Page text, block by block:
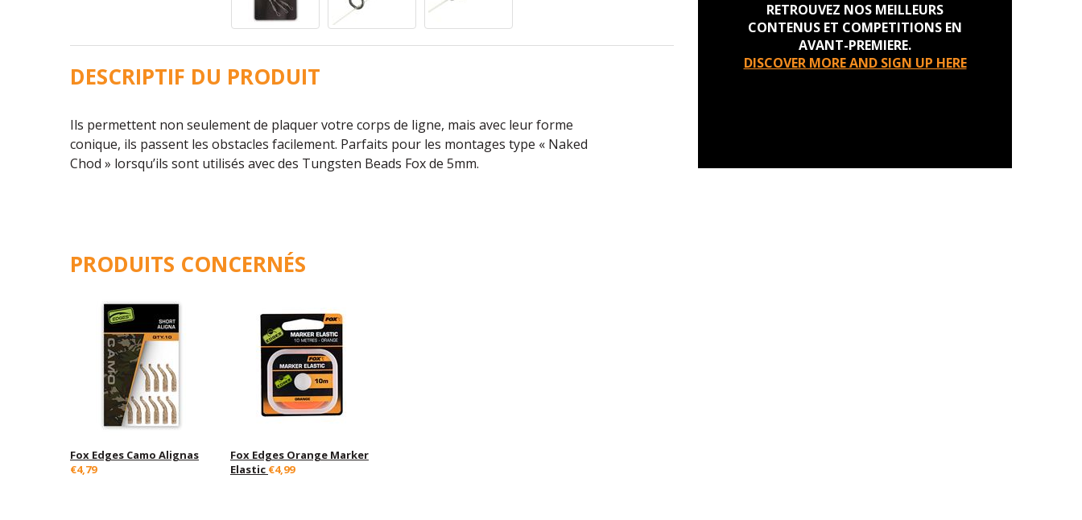
DESCRIPTIF DU PRODUIT
Ils permettent non seulement de plaquer votre corps de ligne, mais avec leur forme
conique, ils passent les obstacles facilement. Parfaits pour les montages type « Naked
Chod » lorsqu’ils sont utilisés avec des Tungsten Beads Fox de 5mm.
RETROUVEZ NOS MEILLEURS
CONTENUS ET COMPETITIONS EN
AVANT-PREMIERE.
DISCOVER MORE AND SIGN UP HERE
PRODUITS CONCERNÉS
Fox Edges Camo Alignas
€4,79
Fox Edges Orange Marker
Elastic €4,99